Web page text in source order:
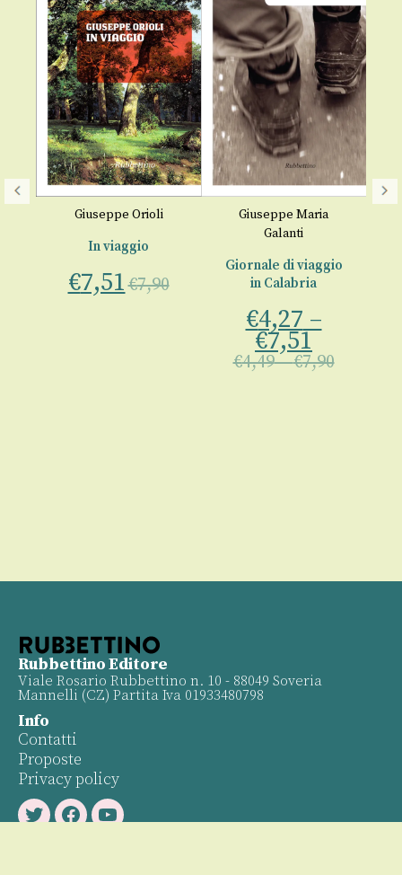
Giuseppe Orioli
In viaggio
€7,51€7,90
Giuseppe Maria
Galanti
Giornale di viaggio
in Calabria
€4,27 –
€7,51
€4,49–€7,90
Rubbettino Editore
Viale Rosario Rubbettino n. 10 - 88049 Soveria
Mannelli (CZ) Partita Iva 01933480798
Info
Contatti
Proposte
Privacy policy
TwitterFacebookYoutube